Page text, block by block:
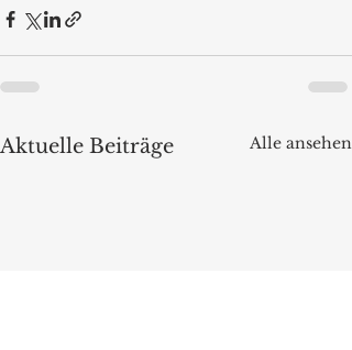
Aktuelle Beiträge Alle ansehen